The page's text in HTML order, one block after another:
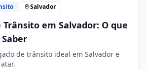
Salvador
Trânsito em Salvador: O que
de trânsito ideal em Salvador e